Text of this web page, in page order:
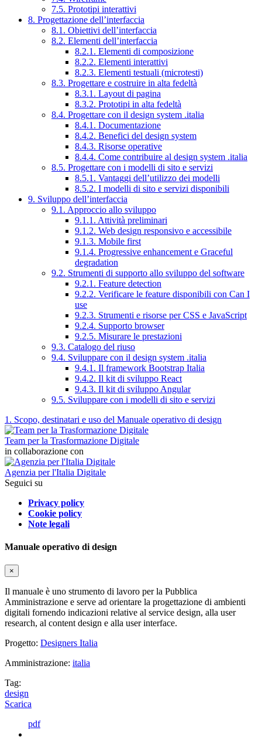
7.5. Prototipi interattivi
8. Progettazione dell’interfaccia
8.1. Obiettivi dell’interfaccia
8.2. Elementi dell’interfaccia
8.2.1. Elementi di composizione
8.2.2. Elementi interattivi
8.2.3. Elementi testuali (microtesti)
8.3. Progettare e costruire in alta fedeltà
8.3.1. Layout di pagina
8.3.2. Prototipi in alta fedeltà
8.4. Progettare con il design system .italia
8.4.1. Documentazione
8.4.2. Benefici del design system
8.4.3. Risorse operative
8.4.4. Come contribuire al design system .italia
8.5. Progettare con i modelli di sito e servizi
8.5.1. Vantaggi dell’utilizzo dei modelli
8.5.2. I modelli di sito e servizi disponibili
9. Sviluppo dell’interfaccia
9.1. Approccio allo sviluppo
9.1.1. Attività preliminari
9.1.2. Web design responsivo e accessibile
9.1.3. Mobile first
9.1.4. Progressive enhancement e Graceful
degradation
9.2. Strumenti di supporto allo sviluppo del software
9.2.1. Feature detection
9.2.2. Verificare le feature disponibili con Can I
use
9.2.3. Strumenti e risorse per CSS e JavaScript
9.2.4. Supporto browser
9.2.5. Misurare le prestazioni
9.3. Catalogo del riuso
9.4. Sviluppare con il design system .italia
9.4.1. Il framework Bootstrap Italia
9.4.2. Il kit di sviluppo React
9.4.3. Il kit di sviluppo Angular
9.5. Sviluppare con i modelli di sito e servizi
1. Scopo, destinatari e uso del Manuale operativo di design
Team per la Trasformazione Digitale
in collaborazione con
Agenzia per l'Italia Digitale
Seguici su
Privacy policy
Cookie policy
Note legali
Manuale operativo di design
×
Il manuale è uno strumento di lavoro per la Pubblica
Amministrazione e serve ad orientare la progettazione di ambienti
digitali fornendo indicazioni relative al service design, alla user
research, al content design e alla user interface.
Progetto: Designers Italia
Amministrazione: italia
Tag:
design
Scarica
pdf